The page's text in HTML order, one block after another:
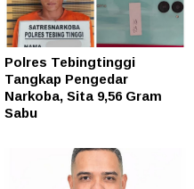
Polres Tebingtinggi
Tangkap Pengedar
Narkoba, Sita 9,56 Gram
Sabu